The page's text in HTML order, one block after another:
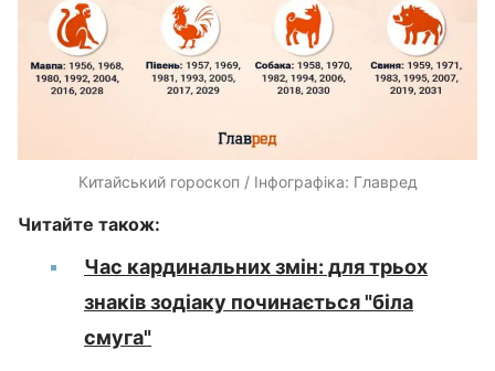
Китайський гороскоп / Інфографіка: Главред
Читайте також:
Час кардинальних змін: для трьох
знаків зодіаку починається "біла
смуга"